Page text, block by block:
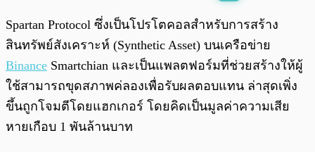
/
Spartan Protocol ซึ่งเป็นโปรโตคอลสำหรับการสร้าง
สินทรัพย์สังเคราะห์ (Synthetic Asset) บนเครือข่าย
Binance Smartchian และเป็นแพลตฟอร์มที่ช่วยสร้างให้ผู้
ใช้สามารถขุดสภาพค่ลองเพื่อรับผลตอบแทน ล่าสุดเพิ่ง
ขึ้นถูกโจมตีโดยแฮกเกอร์ โดยคิดเป็นมูลค่าความเสีย
หายเกือบ 1 พันล้านบาท